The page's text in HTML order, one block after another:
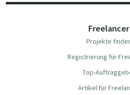
Freelancer
Projekte
Registrierung für
Top-
Artikel für